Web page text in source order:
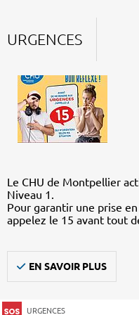
URGENCES
Le CHU de Montpellier
Niveau 1.
Pour garantir une prise
appelez le 15 avant tout
EN SAVOIR PLUS
URGENCES